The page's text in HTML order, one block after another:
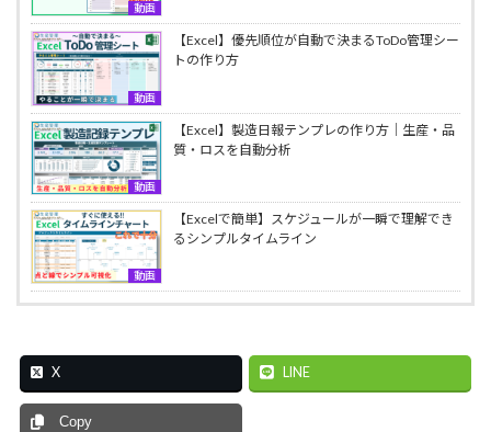
動画
動画
【Excel】優先順位が自動で決まるToDo管理シー
トの作り方
動画
【Excel】製造日報テンプレの作り方｜生産・品
質・ロスを自動分析
動画
【Excelで簡単】スケジュールが一瞬で理解でき
るシンプルタイムライン
X LINE
Copy